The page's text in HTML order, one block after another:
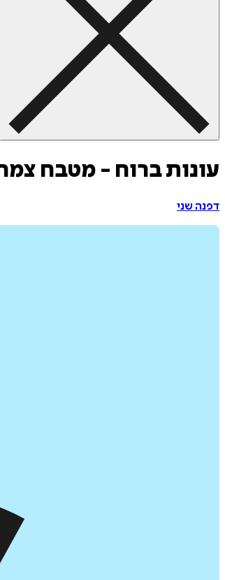
עונות ברוח - מטבח
דפנה שני